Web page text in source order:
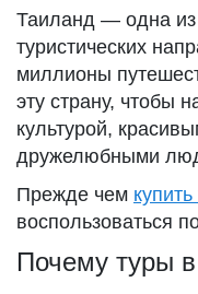
Таиланд — одна
туристических
миллионы
эту страну, чтобы
культурой,
дружелюбными
Прежде чем
воспользоваться
Почему туры